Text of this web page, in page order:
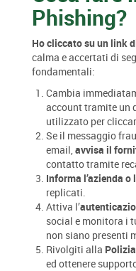
Phishing?
Ho cliccato su un link
calma e accertati di
fondamentali:
Cambia
account tramite un
utilizzato per
Se il messaggio
email, avvisa il
contatto tramite
Informa l’azienda o
replicati.
Attiva l’
social e monitora i
non siano presenti
Rivolgiti alla
ed ottenere